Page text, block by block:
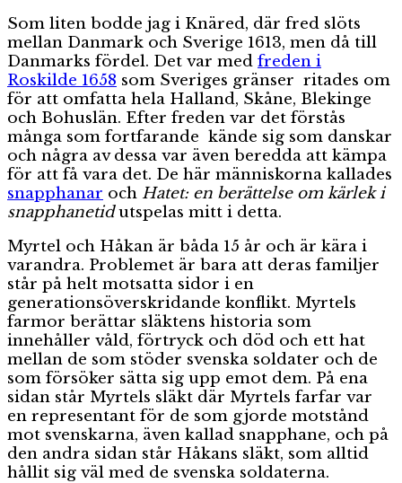
Som liten bodde jag i Knäred, där fred slöts
mellan Danmark och Sverige 1613, men då till
Danmarks fördel. Det var med freden i
Roskilde 1658 som Sveriges gränser ritades om
för att omfatta hela Halland, Skåne, Blekinge
och Bohuslän. Efter freden var det förstås
många som fortfarande kände sig som danskar
och några av dessa var även beredda att kämpa
för att få vara det. De här människorna kallades
snapphanar och Hatet: en berättelse om kärlek i
snapphanetidutspelas mitt i detta.
Myrtel och Håkan är båda 15 år och är kära i
varandra. Problemet är bara att deras familjer
står på helt motsatta sidor i en
generationsöverskridande konflikt. Myrtels
farmor berättar släktens historia som
innehåller våld, förtryck och död och ett hat
mellan de som stöder svenska soldater och de
som försöker sätta sig upp emot dem. På ena
sidan står Myrtels släkt där Myrtels farfar var
en representant för de som gjorde motstånd
mot svenskarna, även kallad snapphane, och på
den andra sidan står Håkans släkt, som alltid
hållit sig väl med de svenska soldaterna.